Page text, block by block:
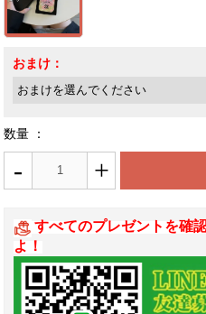
おまけ：
数量 ：
- +
すべてのプレゼントを確
よ！